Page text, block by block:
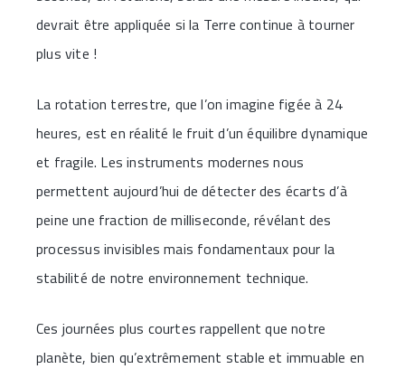
devrait être appliquée si la Terre continue à tourner
plus vite !
La rotation terrestre, que l’on imagine figée à 24
heures, est en réalité le fruit d’un équilibre dynamique
et fragile. Les instruments modernes nous
permettent aujourd’hui de détecter des écarts d’à
peine une fraction de milliseconde, révélant des
processus invisibles mais fondamentaux pour la
stabilité de notre environnement technique.
Ces journées plus courtes rappellent que notre
planète, bien qu’extrêmement stable et immuable en